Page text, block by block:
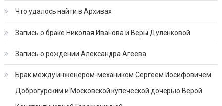
Что удалось найти в Архивах
Запись о браке Николая Иванова и Веры Дуленковой
Запись о рождении Александра Агеева
Брак между инженером-механиком Сергеем Иосифовичем
Доброгурским и Московской купеческой дочерью Верой